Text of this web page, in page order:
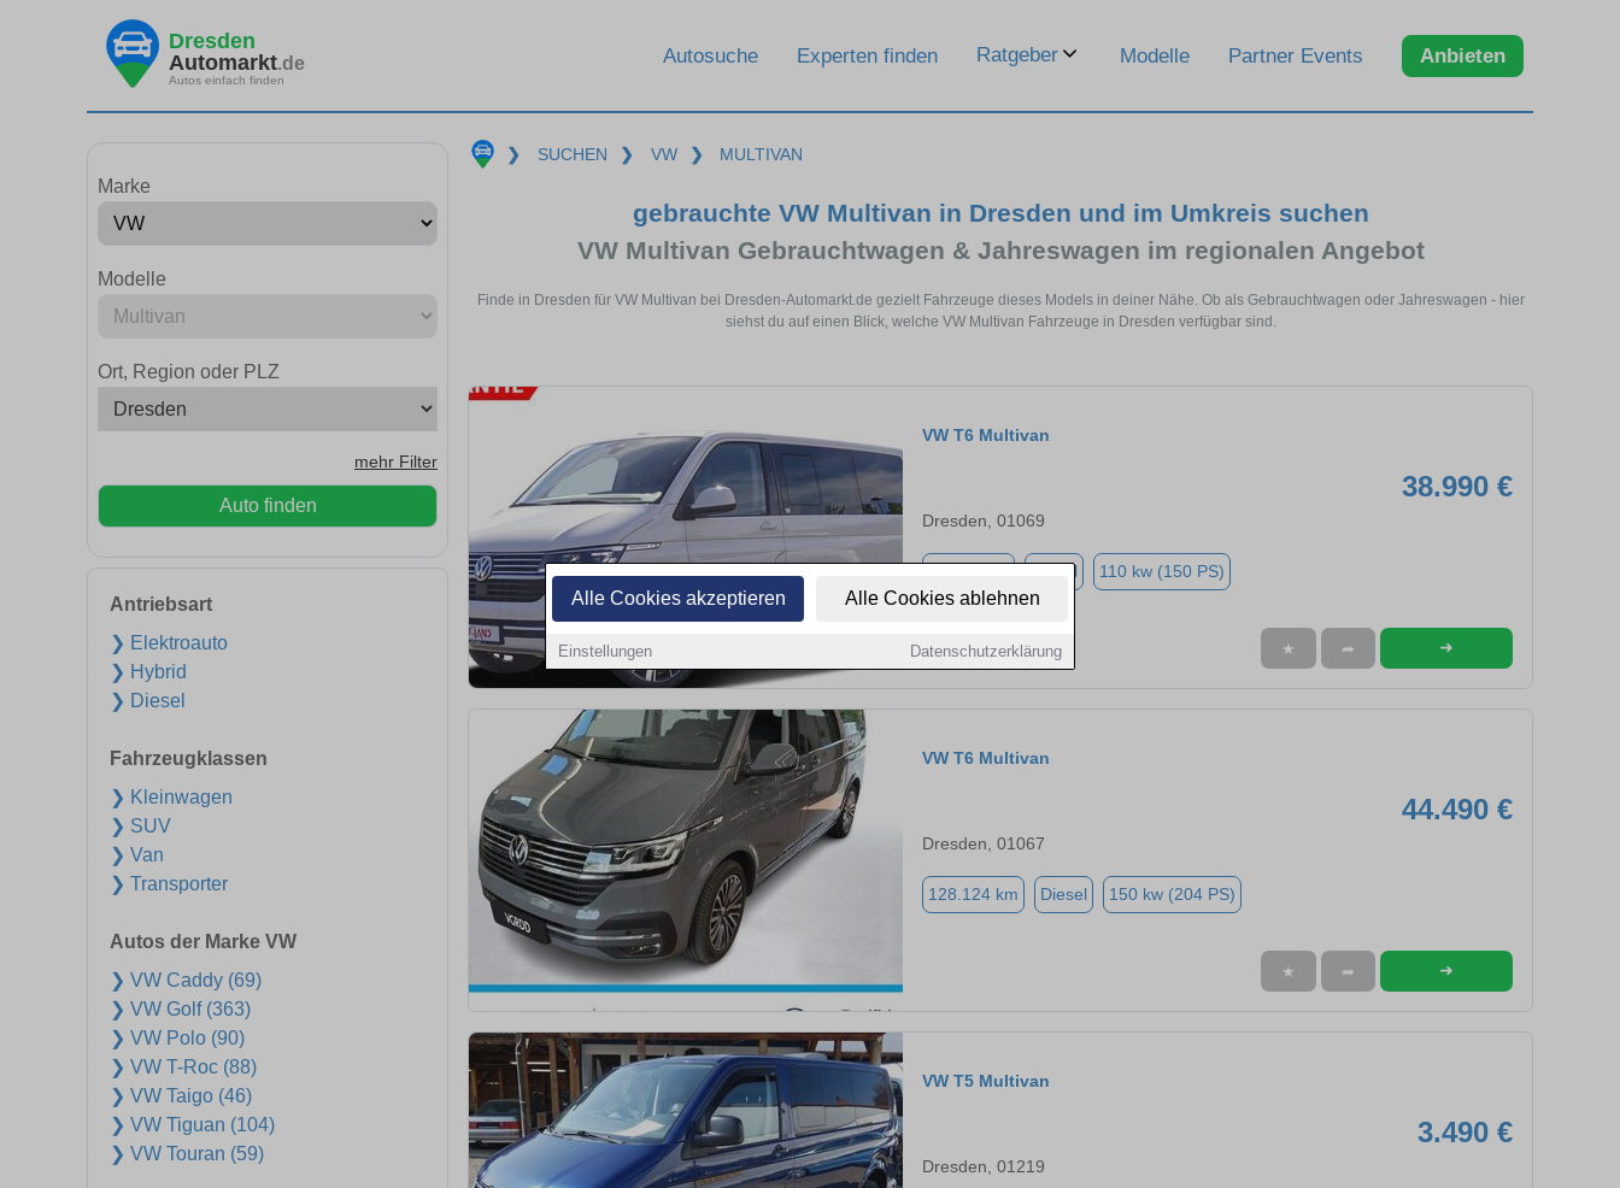
Alle Cookies akzeptieren Alle Cookies ablehnen
Einstellungen Datenschutzerklärung
Dresden
Automarkt.de
Autos einfach finden
Autosuche Experten finden Ratgeber Modelle Partner Events Anbieten
Marke
Modelle
Ort, Region oder PLZ
mehr Filter
Auto finden
Antriebsart
❯ Elektroauto
❯ Hybrid
❯ Diesel
Fahrzeugklassen
❯ Kleinwagen
❯ SUV
❯ Van
❯ Transporter
Autos der Marke VW
❯ VW Caddy (69)
❯ VW Golf (363)
❯ VW Polo (90)
❯ VW T-Roc (88)
❯ VW Taigo (46)
❯ VW Tiguan (104)
❯ VW Touran (59)
❯ SUCHEN ❯ VW ❯ MULTIVAN
gebrauchte VW Multivan in Dresden und im Umkreis suchen
VW Multivan Gebrauchtwagen & Jahreswagen im regionalen Angebot
Finde in Dresden für VW Multivan bei Dresden-Automarkt.de gezielt Fahrzeuge dieses Models in deiner Nähe. Ob als Gebrauchtwagen oder Jahreswagen - hier
siehst du auf einen Blick, welche VW Multivan Fahrzeuge in Dresden verfügbar sind.
VW T6 Multivan
38.990 €
Dresden, 01069
Diesel 110 kw (150 PS)
★ ➦ ➜
VW T6 Multivan
44.490 €
Dresden, 01067
128.124 km Diesel 150 kw (204 PS)
★ ➦ ➜
VW T5 Multivan
3.490 €
Dresden, 01219